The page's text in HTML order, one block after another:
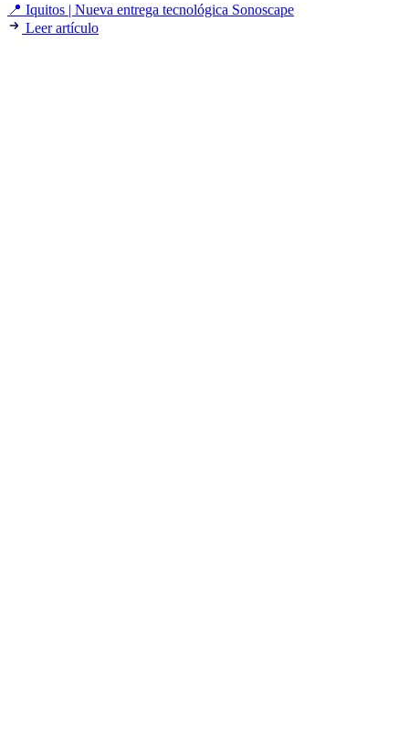
📍 Iquitos | Nueva entrega tecnológica Sonoscape
Leer artículo